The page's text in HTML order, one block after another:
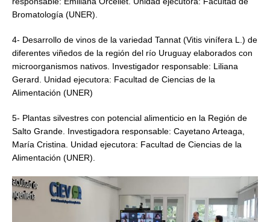
Bromatología (UNER).
4- Desarrollo de vinos de la variedad Tannat (Vitis vinífera L.) de
diferentes viñedos de la región del río Uruguay elaborados con
microorganismos nativos. Investigador responsable: Liliana
Gerard. Unidad ejecutora: Facultad de Ciencias de la
Alimentación (UNER)
5- Plantas silvestres con potencial alimenticio en la Región de
Salto Grande. Investigadora responsable: Cayetano Arteaga,
María Cristina. Unidad ejecutora: Facultad de Ciencias de la
Alimentación (UNER).